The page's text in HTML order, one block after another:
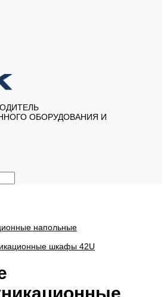
ОБОРУДОВАНИЯ И
напольные
шкафы 42U